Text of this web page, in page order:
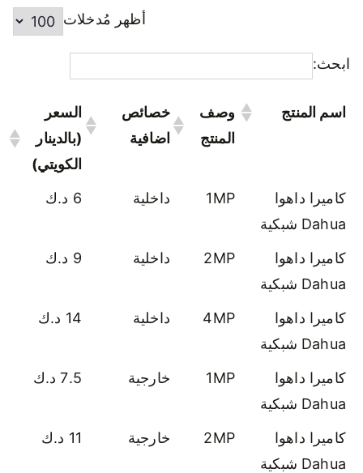
أظهر مُدخلات
ابحث:
اسم المنتج
وصف
المنتج
خصائص
اضافية
السعر
(بالدينار
الكويتي)
كاميرا داهوا
Dahua شبكية
1MP داخلية 6 د.ك
كاميرا داهوا
Dahua شبكية
2MP داخلية 9 د.ك
كاميرا داهوا
Dahua شبكية
4MP داخلية 14 د.ك
كاميرا داهوا
Dahua شبكية
1MP خارجية 7.5 د.ك
كاميرا داهوا
Dahua شبكية
2MP خارجية 11 د.ك